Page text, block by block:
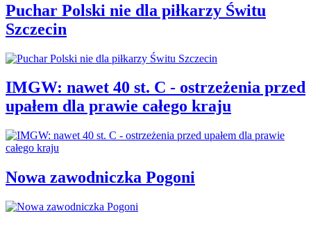
Puchar Polski nie dla piłkarzy Świtu
Szczecin
IMGW: nawet 40 st. C - ostrzeżenia przed
upałem dla prawie całego kraju
Nowa zawodniczka Pogoni